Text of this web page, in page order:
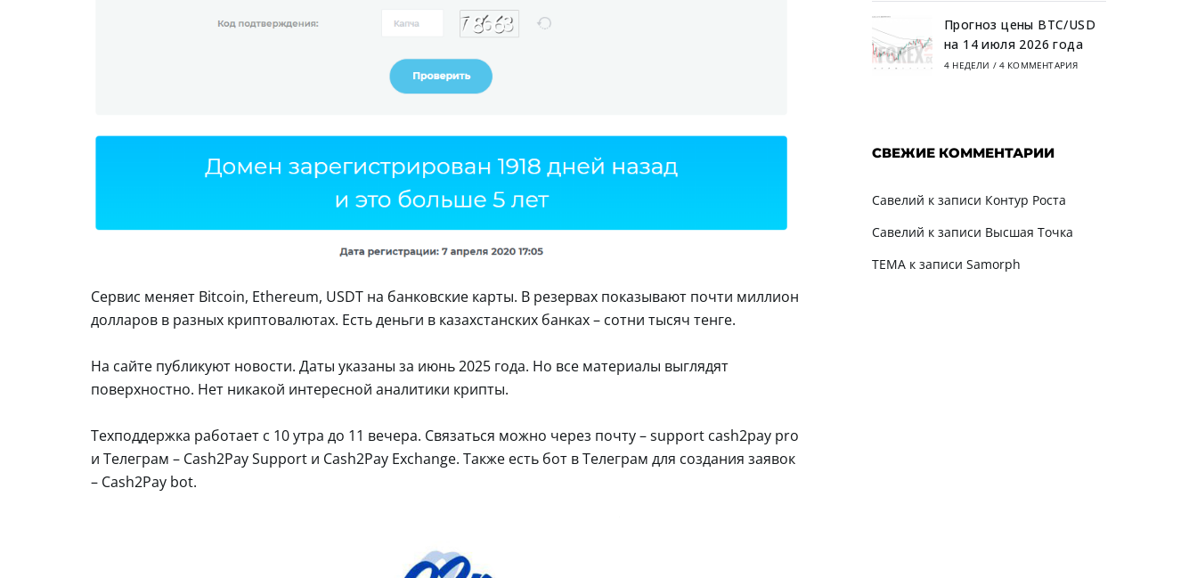
Сервис меняет Bitcoin, Ethereum, USDT на банковские карты. В резервах показывают почти миллион
долларов в разных криптовалютах. Есть деньги в казахстанских банках – сотни тысяч тенге.
На сайте публикуют новости. Даты указаны за июнь 2025 года. Но все материалы выглядят
поверхностно. Нет никакой интересной аналитики крипты.
Техподдержка работает с 10 утра до 11 вечера. Связаться можно через почту – support cash2pay pro
и Телеграм – Cash2Pay Support и Cash2Pay Exchange. Также есть бот в Телеграм для создания заявок
– Cash2Pay bot.
Прогноз цены BTC/USD
на 14 июля 2026 года
4 НЕДЕЛИ / 4 КОММЕНТАРИЯ
СВЕЖИЕ КОММЕНТАРИИ
Савелий к записи Контур Роста
Савелий к записи Высшая Точка
TEMAк записи Samorph